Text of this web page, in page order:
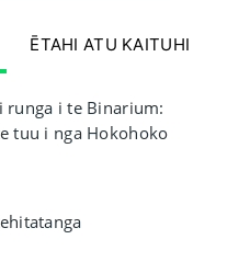
ĒTAHI ATU KAITUHI
runga i te Binarium:
tuu i nga Hokohoko
Morearea